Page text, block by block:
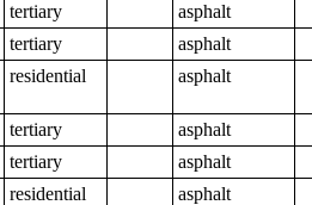
tertiary
asphalt
tertiary
asphalt
residential asphalt
tertiary
asphalt
tertiary
asphalt
residential
asphalt